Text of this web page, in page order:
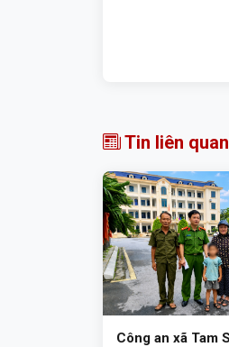
Tin liên quan
Công an xã Tam